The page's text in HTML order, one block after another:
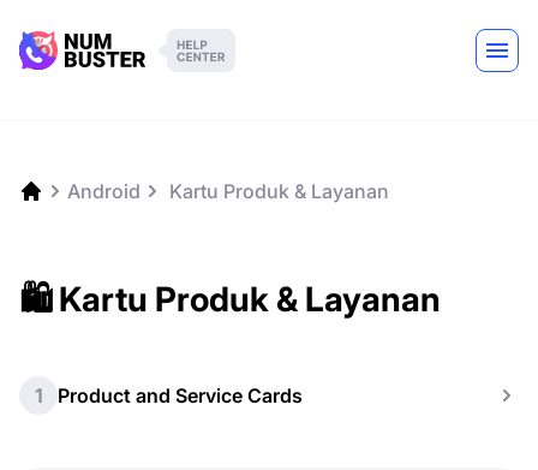
Android ️ Kartu Produk & Layanan
🛍️ Kartu Produk & Layanan
1 Product and Service Cards